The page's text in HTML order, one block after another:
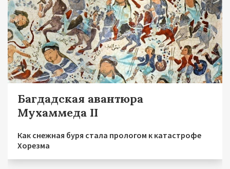
Багдадская авантюра
Мухаммеда II
Как снежная буря стала прологом к катастрофе
Хорезма